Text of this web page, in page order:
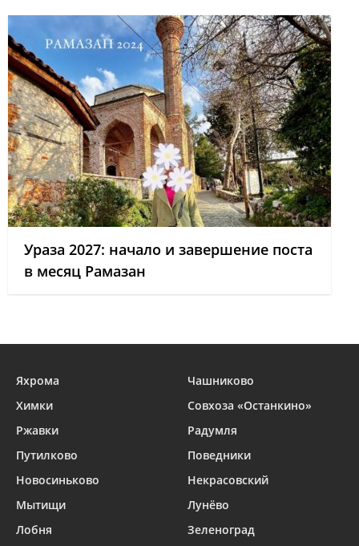
Ураза 2027: начало и завершение поста
в месяц Рамазан
Яхрома
Чашниково
Химки
Совхоза «Останкино»
Ржавки
Радумля
Путилково
Поведники
Новосиньково
Некрасовский
Мытищи
Лунёво
Лобня
Зеленоград